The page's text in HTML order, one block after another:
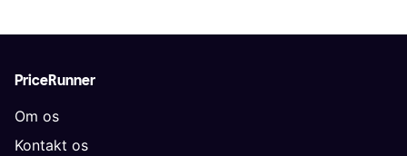
PriceRunner
Om os
Kontakt os